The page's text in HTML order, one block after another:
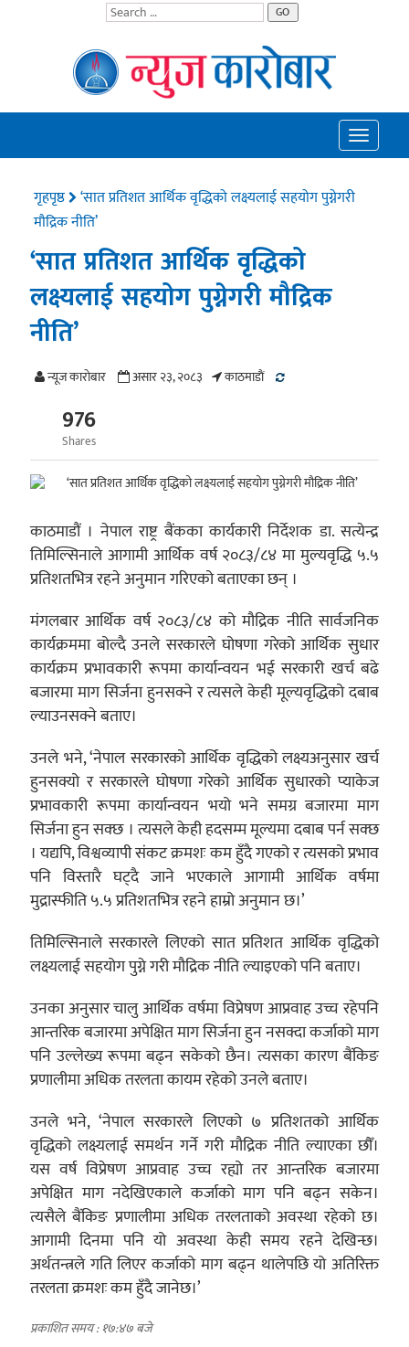
GO
Toggle
गृहपृष्ठ
‘सात प्रतिशत आर्थिक वृद्धिको लक्ष्यलाई सहयोग पुग्नेगरी
मौद्रिक नीति’
‘सात प्रतिशत आर्थिक वृद्धिको
लक्ष्यलाई सहयोग पुग्नेगरी मौद्रिक
नीति’
न्यूज काराेबार असार २३, २०८३ काठमाडाैं
976
Shares
काठमाडौं । नेपाल राष्ट्र बैंकका कार्यकारी निर्देशक डा. सत्येन्द्र
तिमिल्सिनाले आगामी आर्थिक वर्ष २०८३/८४ मा मुल्यवृद्धि ५.५
प्रतिशतभित्र रहने अनुमान गरिएको बताएका छन् ।
मंगलबार आर्थिक वर्ष २०८३/८४ को मौद्रिक नीति सार्वजनिक
कार्यक्रममा बोल्दै उनले सरकारले घोषणा गरेको आर्थिक सुधार
कार्यक्रम प्रभावकारी रूपमा कार्यान्वयन भई सरकारी खर्च बढे
बजारमा माग सिर्जना हुनसक्ने र त्यसले केही मूल्यवृद्धिको दबाब
ल्याउनसक्ने बताए।
उनले भने, ‘नेपाल सरकारको आर्थिक वृद्धिको लक्ष्यअनुसार खर्च
हुनसक्यो र सरकारले घोषणा गरेको आर्थिक सुधारको प्याकेज
प्रभावकारी रूपमा कार्यान्वयन भयो भने समग्र बजारमा माग
सिर्जना हुन सक्छ । त्यसले केही हदसम्म मूल्यमा दबाब पर्न सक्छ
। यद्यपि, विश्वव्यापी संकट क्रमशः कम हुँदै गएको र त्यसको प्रभाव
पनि विस्तारै घट्दै जाने भएकाले आगामी आर्थिक वर्षमा
मुद्रास्फीति ५.५ प्रतिशतभित्र रहने हाम्रो अनुमान छ।’
तिमिल्सिनाले सरकारले लिएको सात प्रतिशत आर्थिक वृद्धिको
लक्ष्यलाई सहयोग पुग्ने गरी मौद्रिक नीति ल्याइएको पनि बताए।
उनका अनुसार चालु आर्थिक वर्षमा विप्रेषण आप्रवाह उच्च रहेपनि
आन्तरिक बजारमा अपेक्षित माग सिर्जना हुन नसक्दा कर्जाको माग
पनि उल्लेख्य रूपमा बढ्न सकेको छैन। त्यसका कारण बैंकिङ
प्रणालीमा अधिक तरलता कायम रहेको उनले बताए।
उनले भने, ‘नेपाल सरकारले लिएको ७ प्रतिशतको आर्थिक
वृद्धिको लक्ष्यलाई समर्थन गर्ने गरी मौद्रिक नीति ल्याएका छौँ।
यस वर्ष विप्रेषण आप्रवाह उच्च रह्यो तर आन्तरिक बजारमा
अपेक्षित माग नदेखिएकाले कर्जाको माग पनि बढ्न सकेन।
त्यसैले बैंकिङ प्रणालीमा अधिक तरलताको अवस्था रहेको छ।
आगामी दिनमा पनि यो अवस्था केही समय रहने देखिन्छ।
अर्थतन्त्रले गति लिएर कर्जाको माग बढ्न थालेपछि यो अतिरिक्त
तरलता क्रमशः कम हुँदै जानेछ।’
प्रकाशित समय : १७:४७ बजे